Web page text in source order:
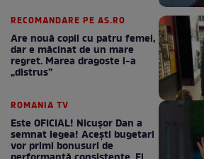
RECOMANDARE PE AS.RO
Are nouă copii cu patru femei,
dar e măcinat de un mare
regret. Marea dragoste l-a
„distrus”
ROMANIA TV
Este OFICIAL! Nicușor Dan a
semnat legea! Acești bugetari
vor primi bonusuri de